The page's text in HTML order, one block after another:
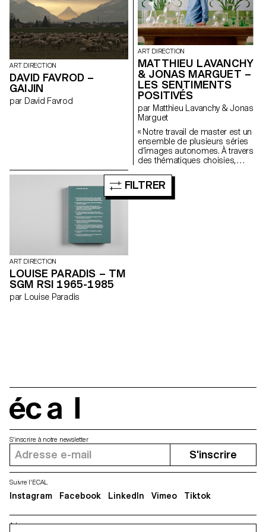
Vacheron forment ce premier
numéro de Spheres. spheres-
publication.ch
nombreuses interrogations sur
le monde du sport et de
l’olympisme…
ART DIRECTION
DAVID FAVROD –
GAIJIN
par David Favrod
ART DIRECTION
MATTHIEU LAVANCHY
& JONAS MARGUET –
LES SENTIMENTS
POSITIVÉS
par Matthieu Lavanchy & Jonas
Marguet
« Notre travail de master est un
ensemble de plusieurs séries
d’images autonomes. À travers
des thématiques choisies,
genre photographique
s’appuyant sur une diversité de
formes, de couleurs et de
Marguet
ART DIRECTION
LOUISE PARADIS – TM
SGM RSI 1965-1985
par Louise Paradis
FILTRER
Adresse
S'inscrire à notre newsletter
S'inscrire
Suivre l'ECAL
Instagram Facebook LinkedIn Vimeo Tiktok